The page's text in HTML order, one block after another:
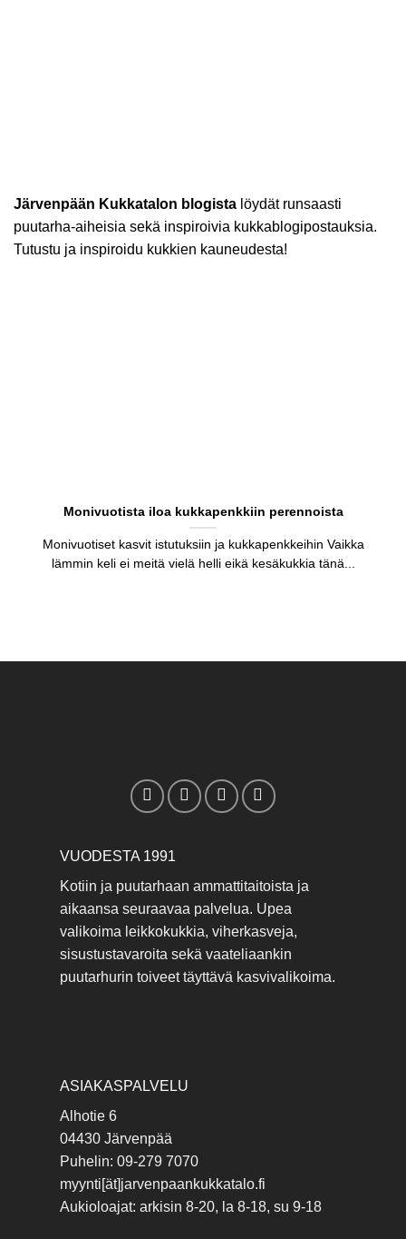
Järvenpään Kukkatalon blogista löydät runsaasti
puutarha-aiheisia sekä inspiroivia kukkablogipostauksia.
Tutustu ja inspiroidu kukkien kauneudesta!
Monivuotista iloa kukkapenkkiin perennoista
Monivuotiset kasvit istutuksiin ja kukkapenkkeihin Vaikka
lämmin keli ei meitä vielä helli eikä kesäkukkia tänä...
VUODESTA 1991
Kotiin ja puutarhaan ammattitaitoista ja
aikaansa seuraavaa palvelua. Upea
valikoima leikkokukkia, viherkasveja,
sisustustavaroita sekä vaateliaankin
puutarhurin toiveet täyttävä kasvivalikoima.
ASIAKASPALVELU
Alhotie 6
04430 Järvenpää
Puhelin: 09-279 7070
myynti[ät]jarvenpaankukkatalo.fi
Aukioloajat: arkisin 8-20, la 8-18, su 9-18